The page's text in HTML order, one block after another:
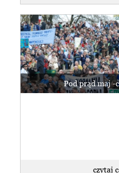
Pod prąd maj -
czytaj